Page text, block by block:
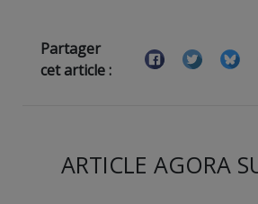
Partager
cet article :
ARTICLE AGORA